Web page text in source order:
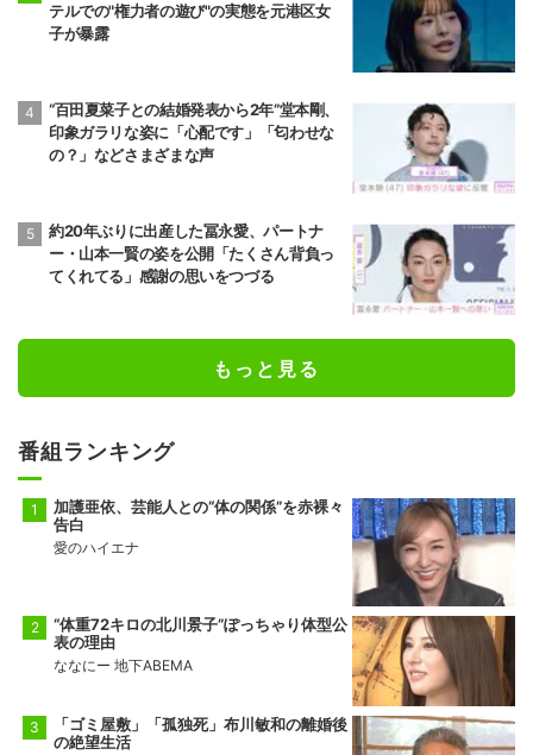
テルでの"権力者の遊び"の実態を元港区女
子が暴露
“百田夏菜子との結婚発表から2年”堂本剛、
印象ガラリな姿に「心配です」「匂わせな
の？」などさまざまな声
約20年ぶりに出産した冨永愛、パートナ
ー・山本一賢の姿を公開「たくさん背負っ
てくれてる」感謝の思いをつづる
もっと見る
番組ランキング
加護亜依、芸能人との“体の関係”を赤裸々
告白
愛のハイエナ
“体重72キロの北川景子”ぽっちゃり体型公
表の理由
ななにー 地下ABEMA
「ゴミ屋敷」「孤独死」布川敏和の離婚後
の絶望生活